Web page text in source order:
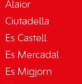
Alaior
Ciutadella
Es Castell
Es Mercadal
Es Migjorn